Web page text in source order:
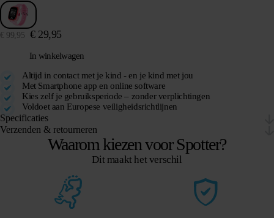
€ 99,95 €29,95
In winkelwagen
Altijd in contact met je kind - en je kind met jou
Met Smartphone app en online software
Kies zelf je gebruiksperiode – zonder verplichtingen
Voldoet aan Europese veiligheidsrichtlijnen
Specificaties
Verzenden & retourneren
Waarom kiezen voor Spotter?
Dit maakt het verschil